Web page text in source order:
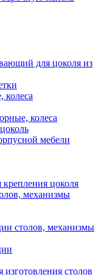
для цоколя из
колеса
мебели
цоколя
механизмы
столов, механизмы
столов